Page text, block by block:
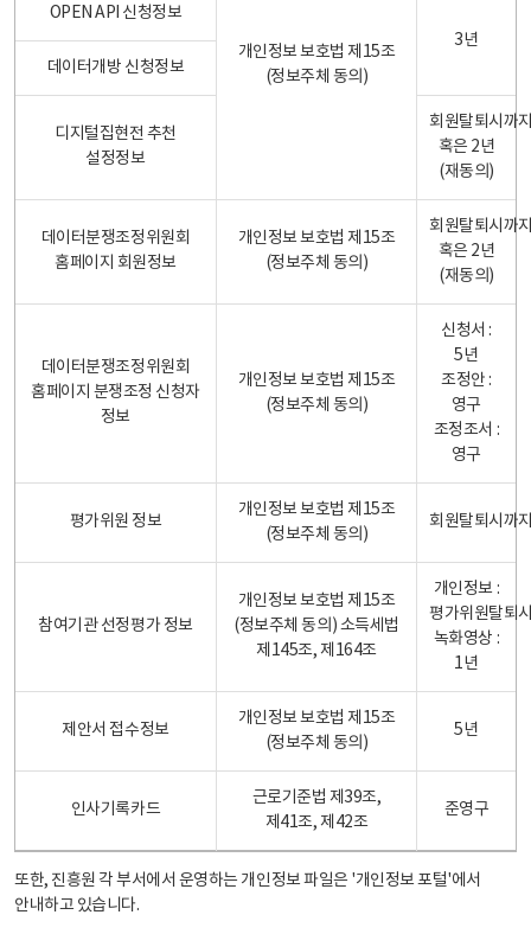
개인정보 보호법 제15조
(정보주체 동의)
OPEN API 신청정보
3년
데이터개방 신청정보
디지털집현전 추천
설정정보
회원탈퇴시까
혹은 2년
(재동의)
데이터분쟁조정위원회
홈페이지 회원정보
개인정보 보호법 제15조
(정보주체 동의)
회원탈퇴시까
혹은 2년
(재동의)
데이터분쟁조정위원회
홈페이지 분쟁조정 신청자
정보
개인정보 보호법 제15조
(정보주체 동의)
신청서 :
5년
조정안 :
영구
조정조서 :
영구
평가위원 정보
개인정보 보호법 제15조
(정보주체 동의)
회원탈퇴시까
참여기관 선정평가 정보
개인정보 보호법 제15조
(정보주체 동의) 소득세법
제145조, 제164조
개인정보 :
평가위원탈퇴
녹화영상 :
1년
제안서 접수정보
개인정보 보호법 제15조
(정보주체 동의)
5년
인사기록카드
근로기준법 제39조,
제41조, 제42조
준영구
또한, 진흥원 각 부서에서 운영하는 개인정보 파일은 '개인정보 포털'에서
안내하고 있습니다.